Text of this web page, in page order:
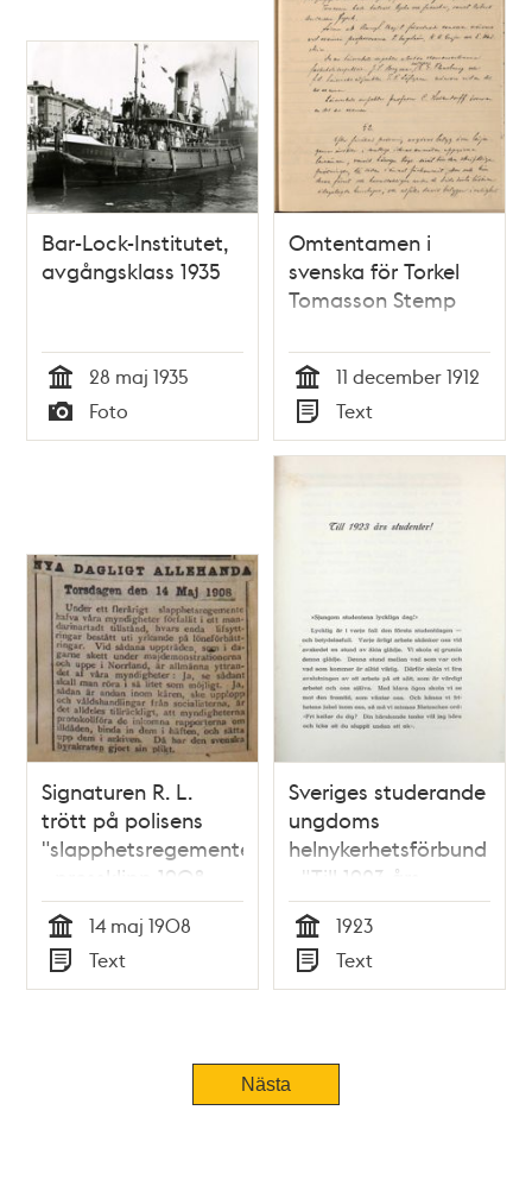
Bar-Lock-Institutet,
avgångsklass 1935
Tid
28 maj 1935
Typ
Foto
Omtentamen i
svenska för Torkel
Tomasson Stemp
Tid
11 december 1912
Typ
Text
Signaturen R. L.
trött på polisens
"slapphetsregemente"
- pressklipp 1908
Tid
14 maj 1908
Typ
Text
Sveriges studerande
ungdoms
helnykerhetsförbund
- "Till 1923 års
studenter!"
Tid
1923
Typ
Text
Nästa